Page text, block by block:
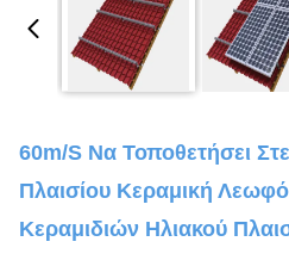
60m/S Να Τοποθετήσει
Πλαισίου Κεραμική
Κεραμιδιών Ηλιακού